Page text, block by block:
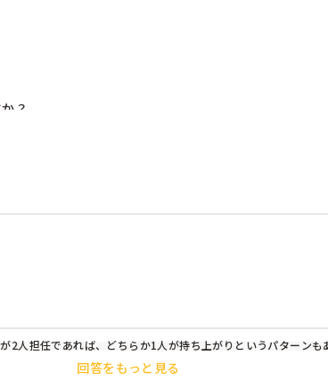
？
生の相性なども考えて）みなさんの意見はいかがでし
人担任であれば、どちらか1人が持ち上がりというパターンも
回答をもっと見る